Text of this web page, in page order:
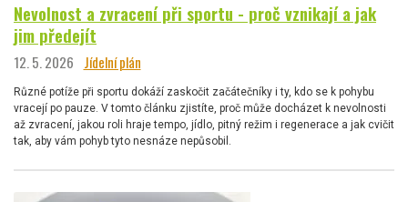
Nevolnost a zvracení při sportu - proč vznikají a jak
jim předejít
12. 5. 2026 Jídelní plán
Různé potíže při sportu dokáží zaskočit začátečníky i ty, kdo se k pohybu
vracejí po pauze. V tomto článku zjistíte, proč může docházet k nevolnosti
až zvracení, jakou roli hraje tempo, jídlo, pitný režim i regenerace a jak cvičit
tak, aby vám pohyb tyto nesnáze nepůsobil.